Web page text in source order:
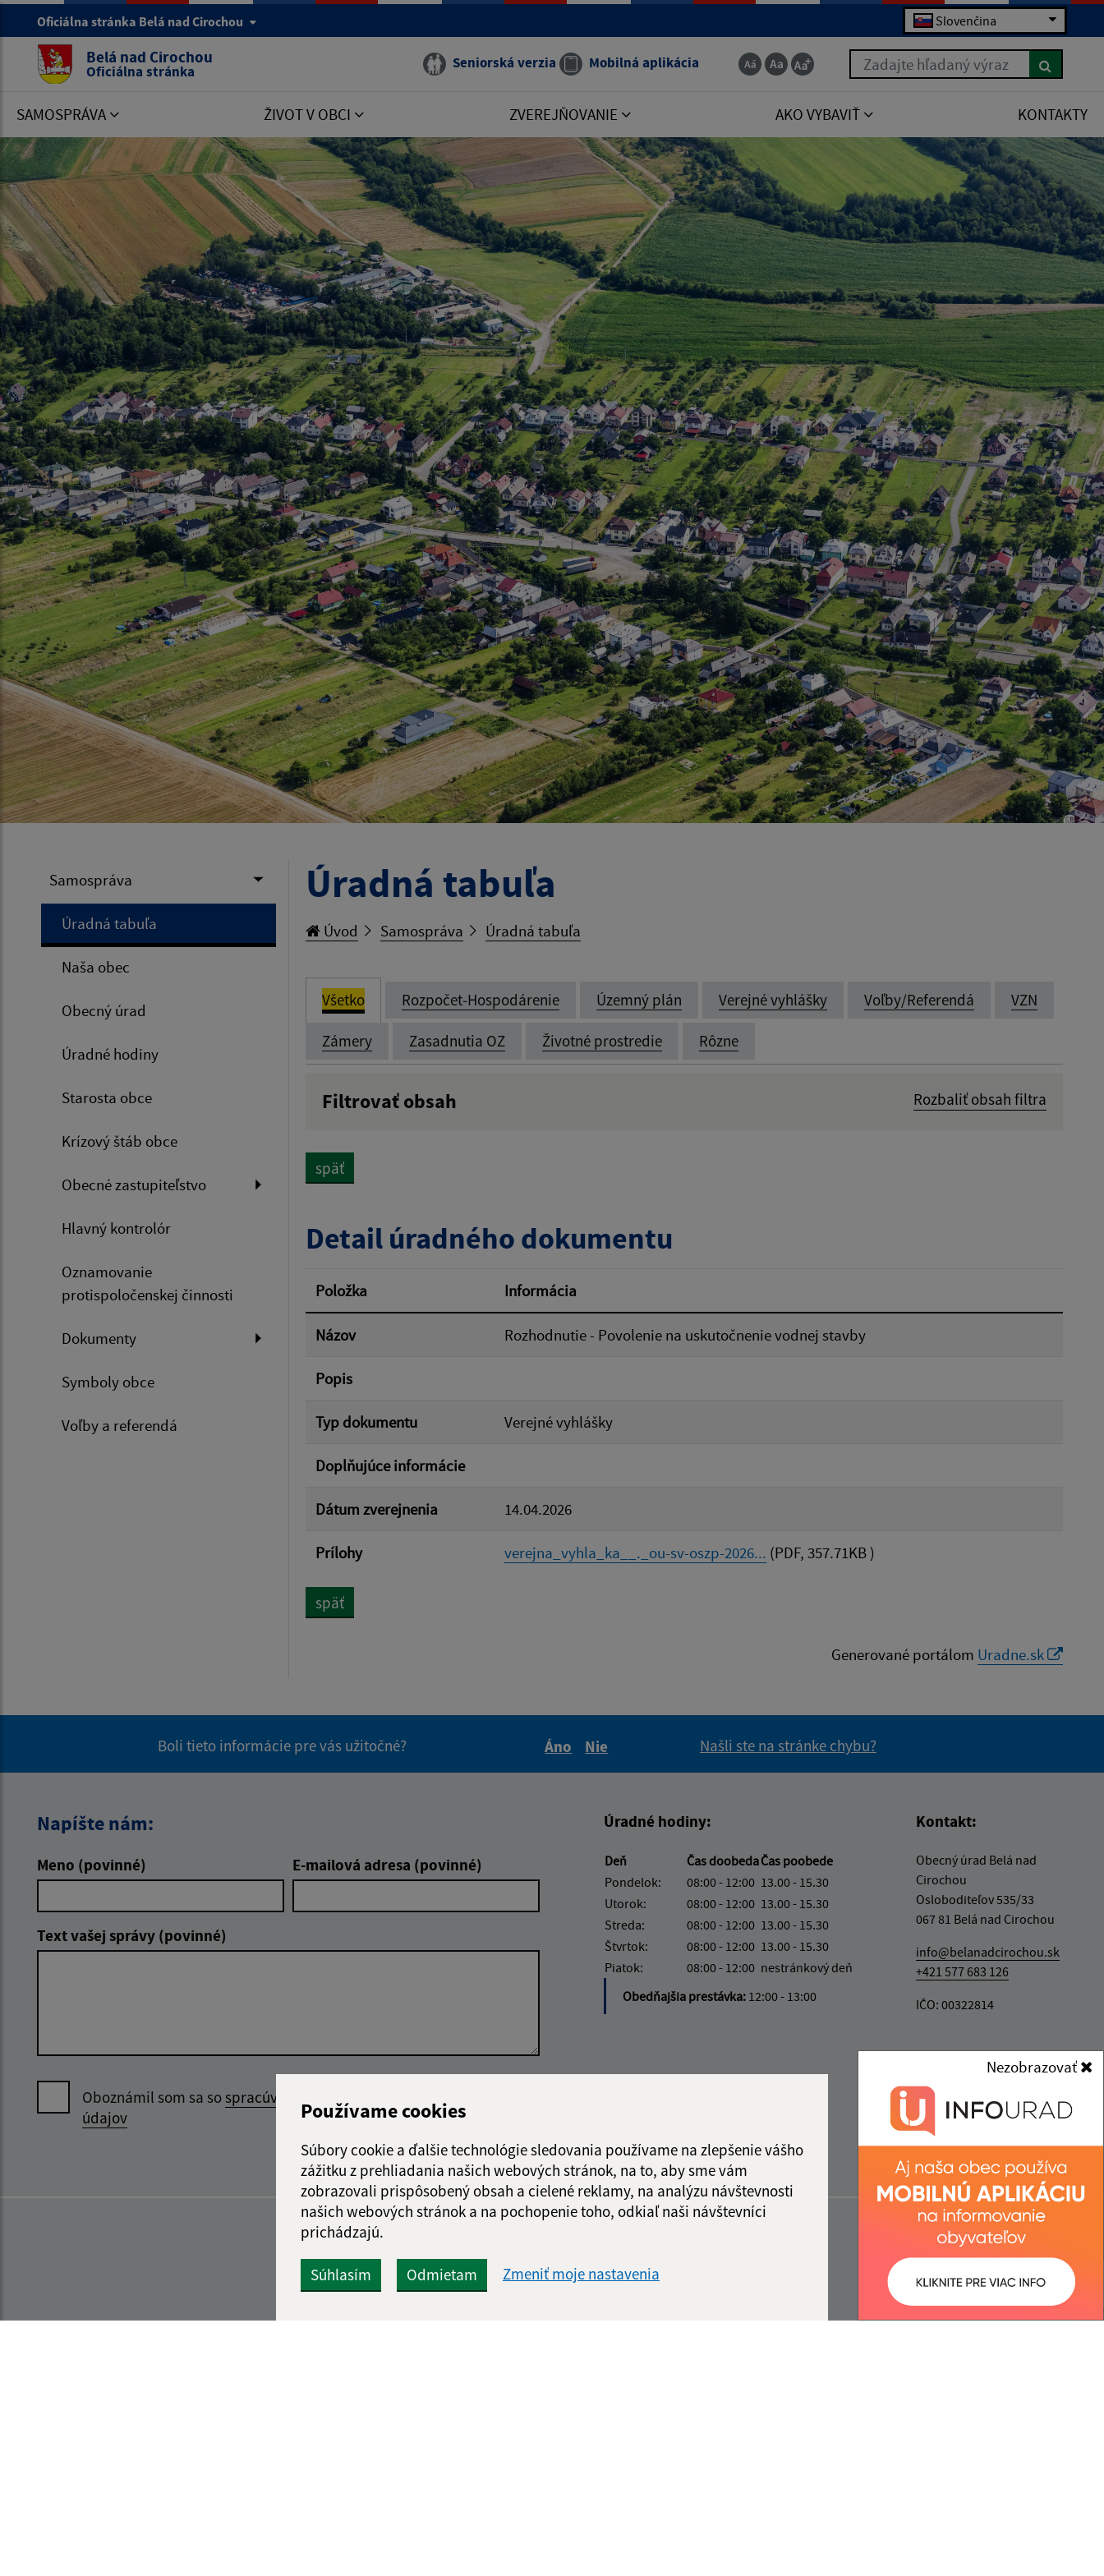
Používame cookies
Súbory cookie a ďalšie technológie sledovania používame na zlepšenie vášho
zážitku z prehliadania našich webových stránok, na to, aby sme vám
zobrazovali prispôsobený obsah a cielené reklamy, na analýzu návštevnosti
našich webových stránok a na pochopenie toho, odkiaľ naši návštevníci
prichádzajú.
Súhlasím Odmietam Zmeniť moje nastavenia
Nezobrazovať
Oficiálna stránka Belá nad Cirochou Slovenčina
Belá nad Cirochou
Oficiálna stránka Seniorská verzia Mobilná aplikácia Zadajte hľadaný výraz
SAMOSPRÁVA ŽIVOT V OBCI ZVEREJŇOVANIE AKO VYBAVIŤ KONTAKTY
Samospráva
Úradná tabuľa
Naša obec
Obecný úrad
Úradné hodiny
Starosta obce
Krízový štáb obce
Obecné zastupiteľstvo
Hlavný kontrolór
Oznamovanie
protispoločenskej činnosti
Dokumenty
Symboly obce
Voľby a referendá
Úradná tabuľa
Úvod Samospráva Úradná tabuľa
Všetko Rozpočet-Hospodárenie Územný plán Verejné vyhlášky Voľby/Referendá VZN
Zámery Zasadnutia OZ Životné prostredie Rôzne
Filtrovať obsah Rozbaliť obsah filtra
Filtrovať
späť
Detail úradného dokumentu
Položka Informácia
Názov Rozhodnutie - Povolenie na uskutočnenie vodnej stavby
Popis
Typ dokumentu Verejné vyhlášky
Doplňujúce informácie
Dátum zverejnenia 14.04.2026
Prílohy verejna_vyhla_ka__._ou-sv-oszp-2026... (PDF, 357.71KB )
späť
Generované portálom Uradne.sk
Boli tieto informácie pre vás užitočné?
Áno
Nie
Našli ste na stránke chybu?
Napíšte nám:
Meno (povinné) E-mailová adresa (povinné)
Text vašej správy (povinné)
Oboznámil som sa sospracúvaním osobných
údajov
správu
Úradné hodiny:
Deň Čas doobedaČas poobede
Pondelok:
08:00 - 12:00 13.00 - 15.30
Utorok:
08:00 - 12:00 13.00 - 15.30
Streda:
08:00 - 12:00 13.00 - 15.30
Štvrtok:
08:00 - 12:00 13.00 - 15.30
Piatok:
08:00 - 12:00 nestránkový deň
Obedňajšia prestávka: 12:00 - 13:00
Kontakt:
Obecný úrad Belá nad
Cirochou
Osloboditeľov 535/33
067 81 Belá nad Cirochou
info@belanadcirochou.sk
+421 577 683 126
IČO: 00322814